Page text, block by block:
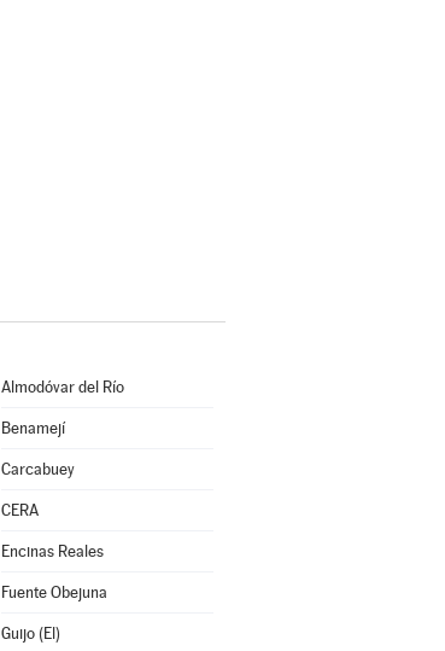
Almodóvar del Río
Benamejí
Carcabuey
CERA
Encinas Reales
Fuente Obejuna
Guijo (El)